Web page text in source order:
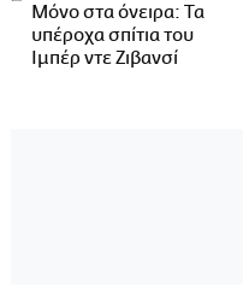
Μόνο στα όνειρα: Τα
υπέροχα σπίτια του
Ιμπέρ ντε Ζιβανσί